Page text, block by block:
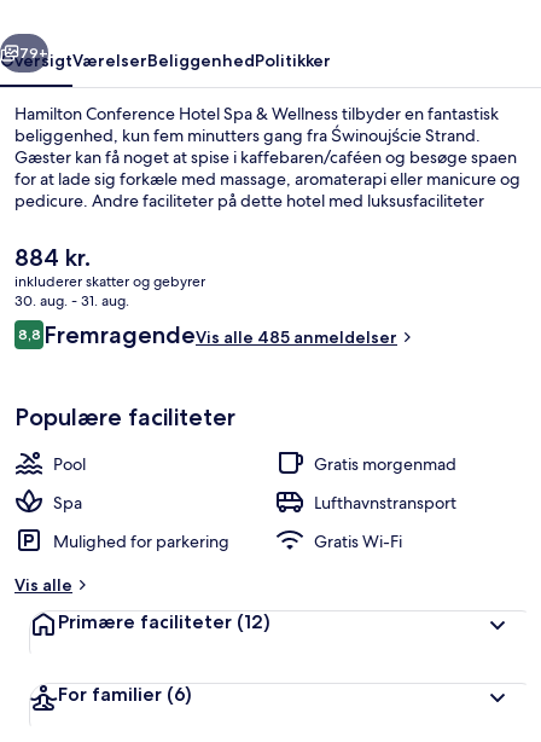
Næste
79+
OversigtVærelserBeliggenhedPolitikker
Hamilton Conference Hotel Spa & Wellness tilbyder en fantastisk
beliggenhed, kun fem minutters gang fra Świnoujście Strand.
Gæster kan få noget at spise i kaffebaren/caféen og besøge spaen
for at lade sig forkæle med massage, aromaterapi eller manicure og
pedicure. Andre faciliteter på dette hotel med luksusfaciliteter
fitnesscenter.
Den
nuværende
pris
er
884 kr.
884 kr.
inkluderer skatter og gebyrer
30. aug. - 31. aug.
Anmeldelser
8,88,8 ud af 10.
FremragendeVis alle 485 anmeldelser
Populære faciliteter
Pool
Gratis morgenmad
Spa
Lufthavnstransport
Mulighed for parkering
Gratis Wi-Fi
Vis alle
Primære faciliteter (12)
For familier (6)